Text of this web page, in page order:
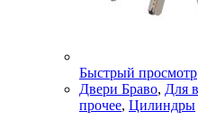
Быстрый просмотр
Двери Браво, Для
прочее, Цилиндры